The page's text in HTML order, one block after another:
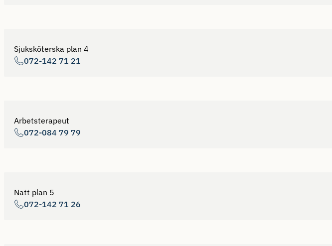
Sjuksköterska plan 4
072-142 71 21
Arbetsterapeut
072-084 79 79
Natt plan 5
072-142 71 26